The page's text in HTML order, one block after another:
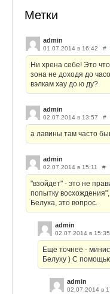
Метки
admin
01.07.2014 в 16:42 #
Ни хрена себе! Это
зона не доходя до
вэлкам хау до ю ду?
admin
02.07.2014 в 13:57 #
а лавины там часто
admin
02.07.2014 в 15:11 #
"взойдет" - это не
попытку
Белуха, это вопрос.
admin
02.07.2014 в 15:35
Еще точнее -
Белуху ) С
admin
02.07.2014 в